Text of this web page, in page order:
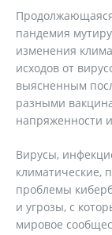
Продолжающаяся
пандемия
изменения
исходов от
выясненным
разными
напряженности
Вирусы,
климатические,
проблемы
и угрозы, с
мировое